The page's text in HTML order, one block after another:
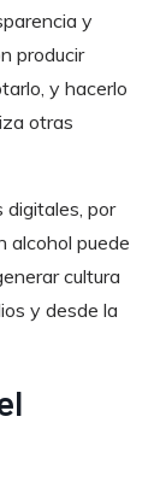
y
producir
y hacerlo
otras
digitales, por
alcohol puede
cultura
y desde la